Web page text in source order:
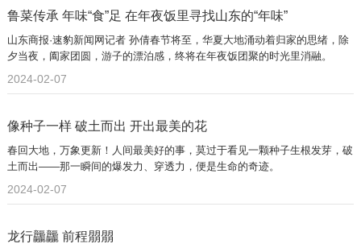
鲁菜传承 年味“食”足 在年夜饭里寻找山东的“年味”
山东商报·速豹新闻网记者 孙倩春节将至，华夏大地涌动着归家的思绪，除
夕当夜，阖家团圆，游子的漂泊感，终将在年夜饭团聚的时光里消融。
2024-02-07
像种子一样 破土而出 开出最美的花
春回大地，万象更新！人间最美好的事，莫过于看见一颗种子生根发芽，破
土而出——那一瞬间的爆发力、穿透力，便是生命的奇迹。
2024-02-07
龙行龘龘 前程朤朤